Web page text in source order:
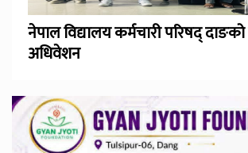
नेपाल विद्यालय कर्मचारी परिषद्
अधिवेशन